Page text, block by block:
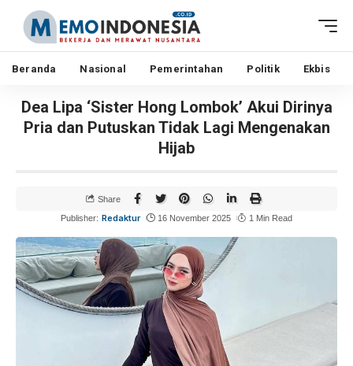
Beranda Nasional Pemerintahan Politik Ekbis
Dea Lipa ‘Sister Hong Lombok’ Akui Dirinya
Pria dan Putuskan Tidak Lagi Mengenakan
Hijab
Publisher: Redaktur 16 November 2025 1 Min Read
Share